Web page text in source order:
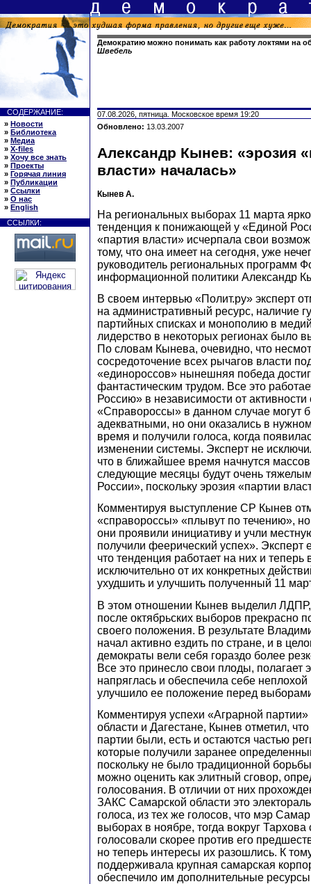
Демократию можно понимать как работу локтями на
Швебель
СОДЕРЖАНИЕ:
» Новости
» Библиотека
» Медиа
» X-files
» Хочу все знать
» Проекты
» Горячая линия
» Публикации
» Ссылки
» О нас
» English
ССЫЛКИ:
07.08.2026, пятница. Московское время 19:20
Обновлено: 13.03.2007
Александр Кынев: «эрозия
власти» началась»
Кынев А.
На региональных выборах 11 марта
тенденция к понижающей у «Единой
«партия власти» исчерпала свои
тому, что она имеет на сегодня, уже
руководитель региональных программ
информационной политики Александр
В своем интервью «Полит.ру» эксперт
на административный ресурс, наличие
партийных списках и монополию в
лидерство в некоторых регионах было
По словам Кынева, очевидно, что
сосредоточение всех рычагов власти
«единороссов» нынешняя победа
фантастическим трудом. Все это
Россию» в независимости от
«Справороссы» в данном случае могут
адекватными, но они оказались в
время и получили голоса, когда
изменении системы. Эксперт не
что в ближайшее время начнутся
следующие месяцы будут очень
России», поскольку эрозия «партии
Комментируя выступление СР Кынев
«справороссы» «плывут по течению», но
они проявили инициативу и учли
получили феерический успех». Эксперт
что тенденция работает на них и теперь
исключительно от их конкретных
ухудшить и улучшить полученный 11
В этом отношении Кынев выделил
после октябрьских выборов прекрасно
своего положения. В результате
начал активно ездить по стране, и в
демократы вели себя гораздо более
Все это принесло свои плоды, полагает
напряглась и обеспечила себе неплохой
улучшило ее положение перед
Комментируя успехи «Аграрной партии»
области и Дагестане, Кынев отметил,
партии были, есть и остаются частью
которые получили заранее
поскольку не было традиционной
можно оценить как элитный сговор,
голосования. В отличии от них
ЗАКС Самарской области это
голоса, из тех же голосов, что мэр
выборах в ноябре, тогда вокруг Тархова
голосовали скорее против его
но теперь интересы их разошлись. К
поддерживала крупная самарская
обеспечило им дополнительные